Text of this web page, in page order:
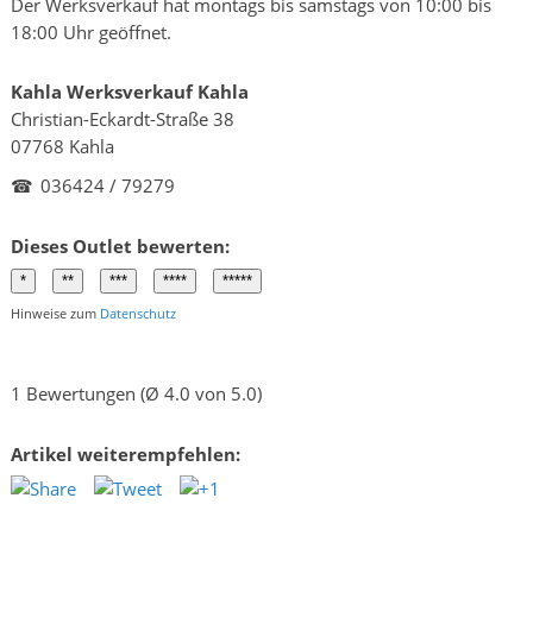
Der Werksverkauf hat montags bis samstags von 10:00 bis
18:00 Uhr geöffnet.
Kahla Werksverkauf Kahla
Christian-Eckardt-Straße 38
07768 Kahla
☎ 036424 / 79279
Dieses Outlet bewerten:
Hinweise zum Datenschutz
1 Bewertungen (Ø 4.0 von 5.0)
Artikel weiterempfehlen: